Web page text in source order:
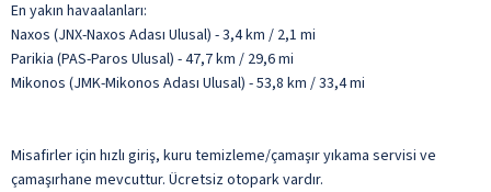
En yakın havaalanları:
Naxos (JNX-Naxos Adası Ulusal) - 3,4 km / 2,1 mi
Parikia (PAS-Paros Ulusal) - 47,7 km / 29,6 mi
Mikonos (JMK-Mikonos Adası Ulusal) - 53,8 km / 33,4 mi
Misafirler için hızlı giriş, kuru temizleme/çamaşır yıkama servisi ve
çamaşırhane mevcuttur. Ücretsiz otopark vardır.